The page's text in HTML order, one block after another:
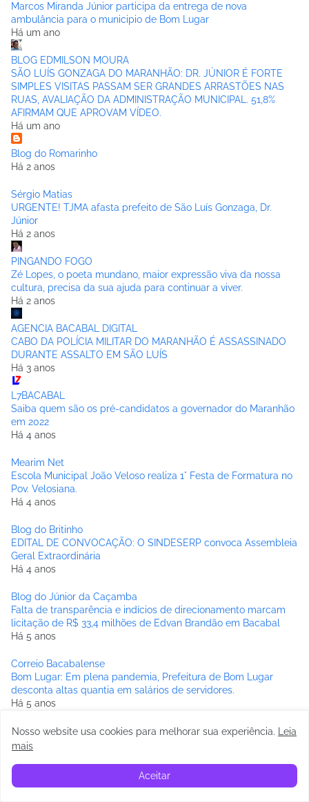
Marcos Miranda Júnior participa da entrega de nova
ambulância para o municipio de Bom Lugar
Há um ano
BLOG EDMILSON MOURA
SÃO LUÍS GONZAGA DO MARANHÃO: DR. JÚNIOR É FORTE
SIMPLES VISITAS PASSAM SER GRANDES ARRASTÕES NAS
RUAS, AVALIAÇÃO DA ADMINISTRAÇÃO MUNICIPAL. 51,8%
AFIRMAM QUE APROVAM VÍDEO.
Há um ano
Blog do Romarinho
Há 2 anos
Sérgio Matias
URGENTE! TJMA afasta prefeito de São Luís Gonzaga, Dr.
Júnior
Há 2 anos
PINGANDO FOGO
Zé Lopes, o poeta mundano, maior expressão viva da nossa
cultura, precisa da sua ajuda para continuar a viver.
Há 2 anos
AGENCIA BACABAL DIGITAL
CABO DA POLÍCIA MILITAR DO MARANHÃO É ASSASSINADO
DURANTE ASSALTO EM SÃO LUÍS
Há 3 anos
L7BACABAL
Saiba quem são os pré-candidatos a governador do Maranhão
em 2022
Há 4 anos
Mearim Net
Escola Municipal João Veloso realiza 1° Festa de Formatura no
Pov. Velosiana.
Há 4 anos
Blog do Britinho
EDITAL DE CONVOCAÇÃO: O SINDESERP convoca Assembleia
Geral Extraordinária
Há 4 anos
Blog do Júnior da Caçamba
Falta de transparência e indícios de direcionamento marcam
licitação de R$ 33,4 milhões de Edvan Brandão em Bacabal
Há 5 anos
Correio Bacabalense
Bom Lugar: Em plena pandemia, Prefeitura de Bom Lugar
desconta altas quantia em salários de servidores.
Há 5 anos
BREJINHO ONLINE
Governo distribuirá 90 mil chips com internet a estudantes da
Há 6 anos
Nosso website usa cookies para melhorar sua experiência.
Leia
mais
Aceitar